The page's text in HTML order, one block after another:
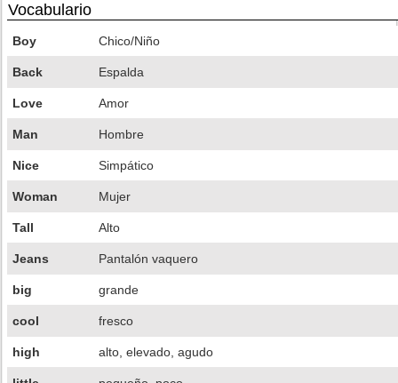
Vocabulario
Boy Chico/Niño
Back Espalda
Love Amor
Man Hombre
Nice Simpático
Woman Mujer
Tall Alto
Jeans Pantalón vaquero
big grande
cool fresco
high alto, elevado, agudo